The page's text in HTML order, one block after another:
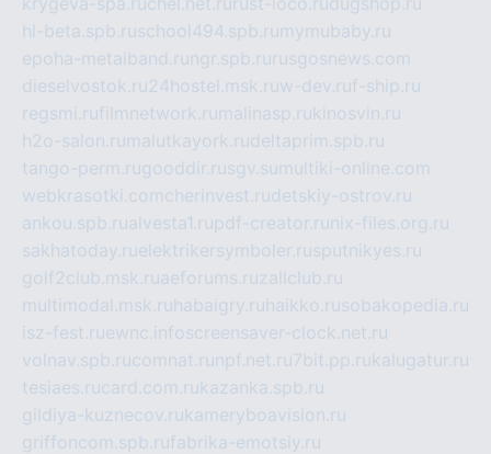
hl-beta.spb.ruschool494.spb.ru mymubaby.ru
epoha-metalband.ru ngr.spb.ru rusgosnews.com
dieselvostok.ru24hostel.msk.ruw-dev.ruf-ship.ru
regsmi.rufilmnetwork.ru malinasp.rukinosvin.ru
h2o-salon.ru malutkayork.rudeltaprim.spb.ru
tango-perm.rugooddir.rusgv.su multiki-online.com
webkrasotki.comcherinvest.rudetskiy-ostrov.ru
ankou.spb.rualvesta1.rupdf-creator.ru nix-files.org.ru
sakhatoday.ruelektrikersymboler.rusputnikyes.ru
golf2club.msk.ruaeforums.ruzallclub.ru
multimodal.msk.ru habaigry.ru haikko.rusobakopedia.ru
isz-fest.ruewnc.infoscreensaver-clock.net.ru
volnav.spb.rucomnat.ru npf.net.ru7bit.pp.rukalugatur.ru
tesiaes.rucard.com.rukazanka.spb.ru
gildiya-kuznecov.rukameryboavision.ru
griffoncom.spb.rufabrika-emotsiy.ru